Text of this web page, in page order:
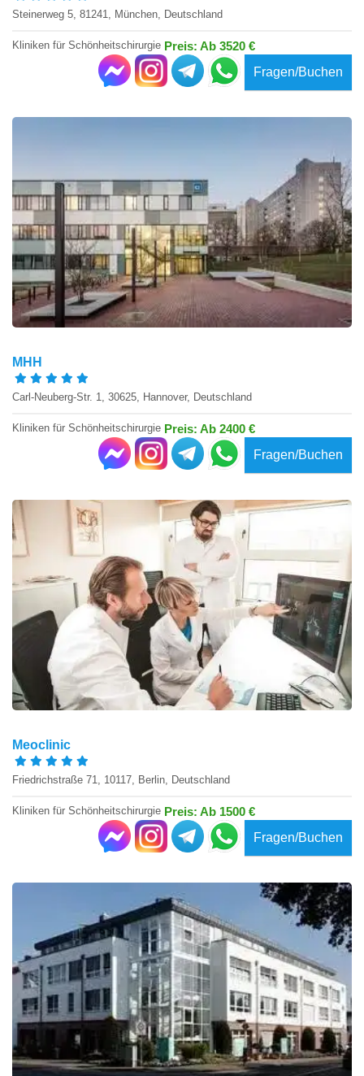
Steinerweg 5, 81241, München, Deutschland
Kliniken für Schönheitschirurgie Preis: Ab 3520 €
Fragen/Buchen
MHH
Carl-Neuberg-Str. 1, 30625, Hannover, Deutschland
Kliniken für Schönheitschirurgie Preis: Ab 2400 €
Fragen/Buchen
Meoclinic
Friedrichstraße 71, 10117, Berlin, Deutschland
Kliniken für Schönheitschirurgie Preis: Ab 1500 €
Fragen/Buchen